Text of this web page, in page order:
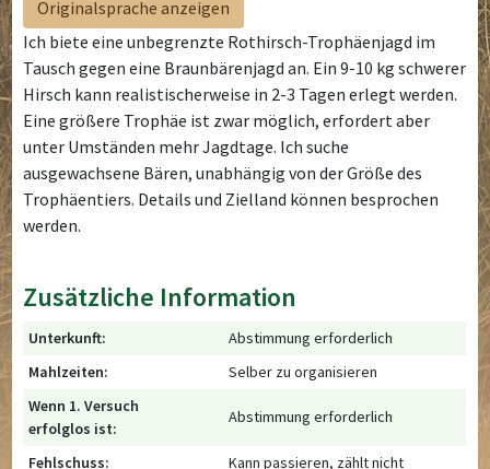
Originalsprache anzeigen
Ich biete eine unbegrenzte Rothirsch-Trophäenjagd im
Tausch gegen eine Braunbärenjagd an. Ein 9-10 kg schwerer
Hirsch kann realistischerweise in 2-3 Tagen erlegt werden.
Eine größere Trophäe ist zwar möglich, erfordert aber
unter Umständen mehr Jagdtage. Ich suche
ausgewachsene Bären, unabhängig von der Größe des
Trophäentiers. Details und Zielland können besprochen
werden.
Zusätzliche Information
Unterkunft:
Abstimmung erforderlich
Mahlzeiten:
Selber zu organisieren
Wenn 1. Versuch
erfolglos ist:
Abstimmung erforderlich
Fehlschuss: Kann passieren, zählt nicht